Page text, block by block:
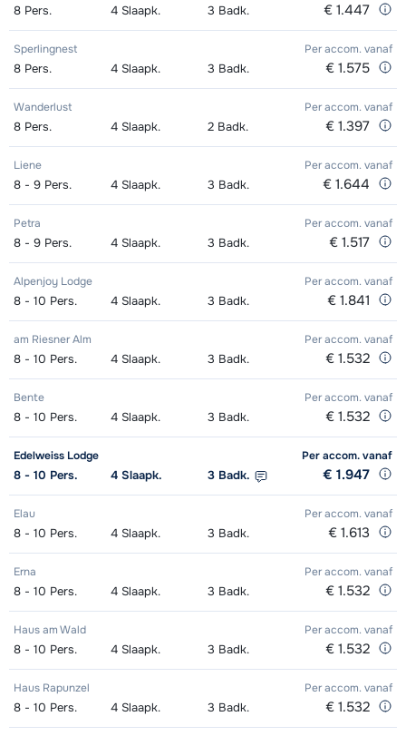
8 Pers. 4 Slaapk. 3 Badk. € 1.447
Sperlingnest Per accom. vanaf
8 Pers. 4 Slaapk. 3 Badk. € 1.575
Wanderlust Per accom. vanaf
8 Pers. 4 Slaapk. 2 Badk. € 1.397
Liene Per accom. vanaf
8 - 9 Pers. 4 Slaapk. 3 Badk. € 1.644
Petra Per accom. vanaf
8 - 9 Pers. 4 Slaapk. 3 Badk. € 1.517
Alpenjoy Lodge Per accom. vanaf
8 - 10 Pers. 4 Slaapk. 3 Badk. € 1.841
am Riesner Alm Per accom. vanaf
8 - 10 Pers. 4 Slaapk. 3 Badk. € 1.532
Bente Per accom. vanaf
8 - 10 Pers. 4 Slaapk. 3 Badk. € 1.532
Edelweiss Lodge Per accom.vanaf
8 - 10 Pers. 4 Slaapk. 3 Badk. € 1.947
Elau Per accom. vanaf
8 - 10 Pers. 4 Slaapk. 3 Badk. € 1.613
Erna Per accom. vanaf
8 - 10 Pers. 4 Slaapk. 3 Badk. € 1.532
Haus am Wald Per accom. vanaf
8 - 10 Pers. 4 Slaapk. 3 Badk. € 1.532
Haus Rapunzel Per accom. vanaf
8 - 10 Pers. 4 Slaapk. 3 Badk. € 1.532